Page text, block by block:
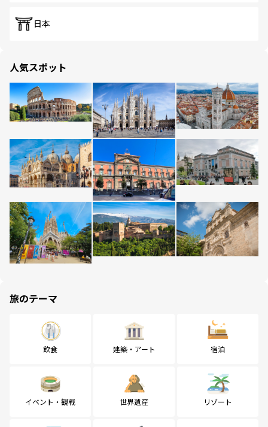
日本
人気スポット
旅のテーマ
飲食 建築・アート 宿泊
イベント・観戦 世界遺産 リゾート